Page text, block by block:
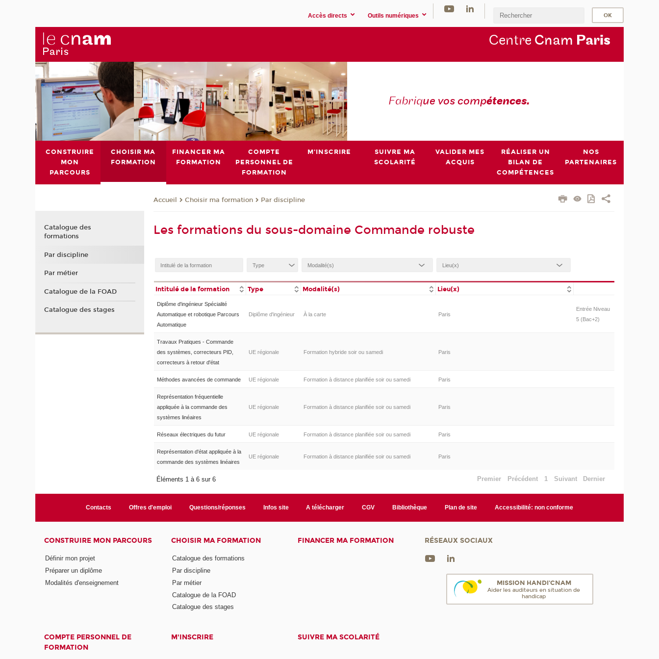
Accès directs Outils numériques
Centre Cnam Paris
Fabrique vos compétences.
CONSTRUIRE
MON
PARCOURS
CHOISIR MA
FORMATION
FINANCER MA
FORMATION
COMPTE
PERSONNEL DE
FORMATION
M'INSCRIRE
SUIVRE MA
SCOLARITÉ
VALIDER MES
ACQUIS
RÉALISER UN
BILAN DE
COMPÉTENCES
NOS
PARTENAIRES
Accueil Choisir ma formation Par discipline
Les formations du sous-domaine Commande robuste
Intitulé de la formation Type Modalité(s) Lieu(x)
Diplôme d'ingénieur Spécialité
Automatique et robotique Parcours
Automatique
Diplôme d'ingénieur À la carte Paris
Entrée Niveau
5 (Bac+2)
Travaux Pratiques - Commande
des systèmes, correcteurs PID,
correcteurs à retour d'état
UE régionale Formation hybride soir ou samedi Paris
Méthodes avancées de commande UE régionale Formation à distance planifiée soir ou samedi Paris
Représentation fréquentielle
appliquée à la commande des
systèmes linéaires
UE régionale Formation à distance planifiée soir ou samedi Paris
Réseaux électriques du futur UE régionale Formation à distance planifiée soir ou samedi Paris
Représentation d'état appliquée à la
commande des systèmes linéaires
UE régionale Formation à distance planifiée soir ou samedi Paris
Éléments 1 à 6 sur 6 Premier Précédent 1 Suivant Dernier
Catalogue des
formations
Par discipline
Par métier
Catalogue de la FOAD
Catalogue des stages
Contacts Offres d'emploi Questions/réponses Infos site A télécharger CGV Bibliothèque Plan de site Accessibilité: non conforme
CONSTRUIRE MON PARCOURS
Définir mon projet
Préparer un diplôme
Modalités d'enseignement
CHOISIR MA FORMATION
Catalogue des formations
Par discipline
Par métier
Catalogue de la FOAD
Catalogue des stages
FINANCER MA FORMATION
COMPTE PERSONNEL DE
FORMATION
M'INSCRIRE SUIVRE MA SCOLARITÉ
RÉSEAUX SOCIAUX
MISSION HANDI'CNAM
Aider les auditeurs en situation de
handicap